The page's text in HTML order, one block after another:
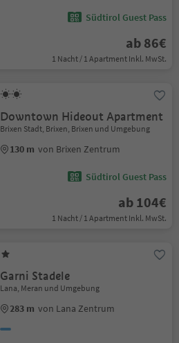
Südtirol Guest Pass
ab 86€
1 Nacht / 1 Apartment Inkl. MwSt.
Downtown Hideout Apartment
Brixen Stadt, Brixen, Brixen und Umgebung
130 m von Brixen Zentrum
Südtirol Guest Pass
ab 104€
1 Nacht / 1 Apartment Inkl. MwSt.
Garni Stadele
Lana, Meran und Umgebung
283 m von Lana Zentrum